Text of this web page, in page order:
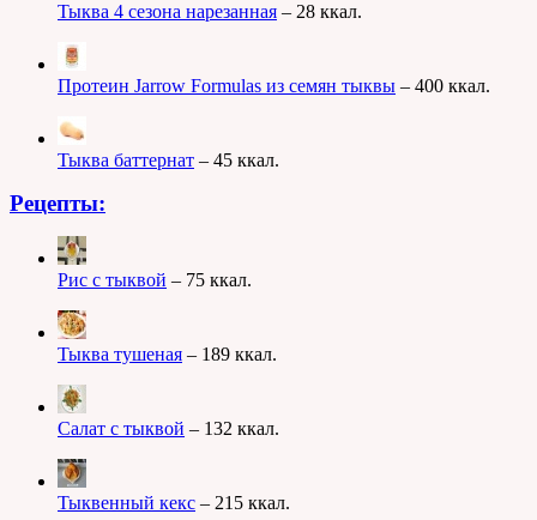
Тыква 4 сезона нарезанная – 28 ккал.
Протеин Jarrow Formulas из семян тыквы – 400 ккал.
Тыква баттернат – 45 ккал.
Рецепты:
Рис с тыквой – 75 ккал.
Тыква тушеная – 189 ккал.
Салат с тыквой – 132 ккал.
Тыквенный кекс – 215 ккал.